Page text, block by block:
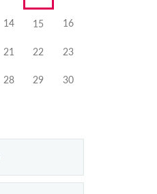
14 15 16
21 22 23
28 29 30